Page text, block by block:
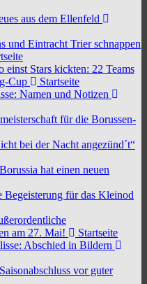
aus dem Ellenfeld
und Eintracht Trier schnappen
einst Stars kickten: 22 Teams
Cup
Startseite
Namen und Notizen
für die Borussen-
bei der Nacht angezünd´t“
hat einen neuen
Begeisterung für das Kleinod
am 27. Mai!
Startseite
Abschied in Bildern
vor guter